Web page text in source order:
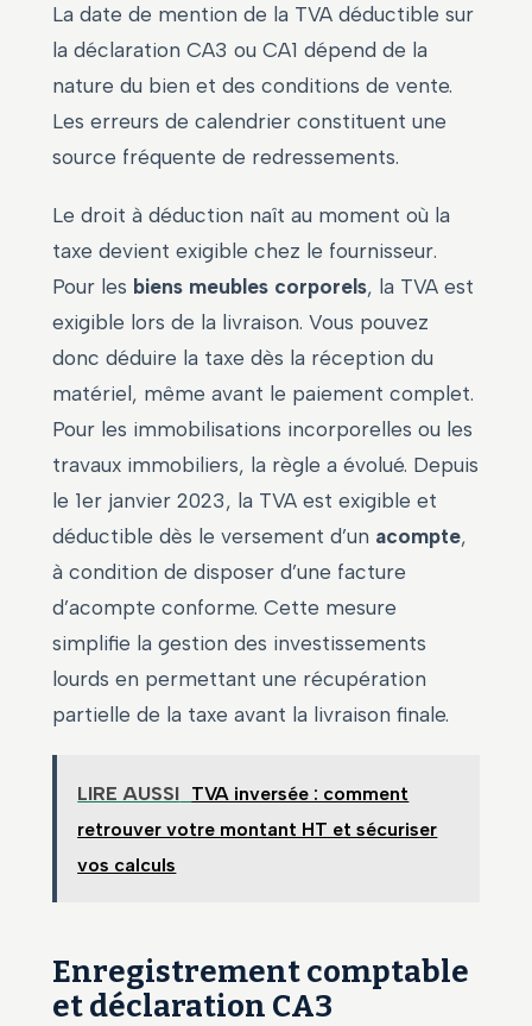
La date de mention de la TVA déductible sur
la déclaration CA3 ou CA1 dépend de la
nature du bien et des conditions de vente.
Les erreurs de calendrier constituent une
source fréquente de redressements.
Le droit à déduction naît au moment où la
taxe devient exigible chez le fournisseur.
Pour les biens meubles corporels, la TVA est
exigible lors de la livraison. Vous pouvez
donc déduire la taxe dès la réception du
matériel, même avant le paiement complet.
Pour les immobilisations incorporelles ou les
travaux immobiliers, la règle a évolué. Depuis
le 1er janvier 2023, la TVA est exigible et
déductible dès le versement d’un acompte,
à condition de disposer d’une facture
d’acompte conforme. Cette mesure
simplifie la gestion des investissements
lourds en permettant une récupération
partielle de la taxe avant la livraison finale.
LIRE AUSSI TVA inversée : comment
retrouver votre montant HT et sécuriser
vos calculs
Enregistrement comptable
et déclaration CA3